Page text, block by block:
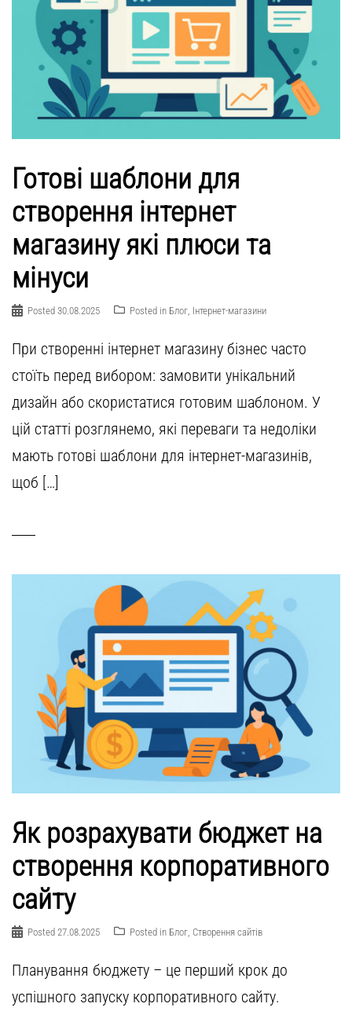
Готові шаблони для
створення інтернет
магазину які плюси та
мінуси
Posted 30.08.2025 Posted in Блог Інтернет-магазини
При створенні інтернет магазину бізнес часто
стоїть перед вибором: замовити унікальний
дизайн або скористатися готовим шаблоном. У
цій статті розглянемо, які переваги та недоліки
мають готові шаблони для інтернет-магазинів,
щоб […]
Як розрахувати бюджет на
створення корпоративного
сайту
Posted 27.08.2025 Posted in Блог Створення сайтів
Планування бюджету – це перший крок до
успішного запуску корпоративного сайту.